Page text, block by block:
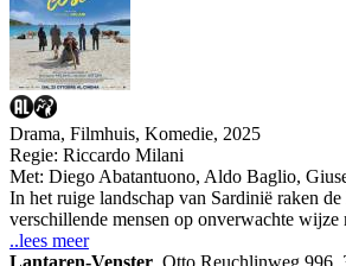
Drama, Filmhuis, Komedie, 2025
Regie: Riccardo Milani
Met: Diego Abatantuono, Aldo Baglio,
In het ruige landschap van Sardinië raken de
verschillende mensen op onverwachte wijze
..lees meer